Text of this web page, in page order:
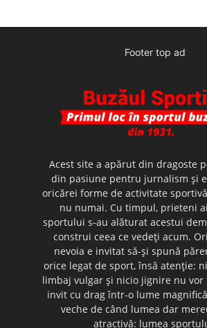
Footer top ad
Acest site a apărut din dragoste
din pasiune pentru jurnalism şi
oricărei forme de activitate
nu numai. Cu timpul, prieteni
sportului s-au alăturat acestui
construi ceea ce vedeţi acum.
nevoia e invitat să-şi spună
orice legat de sport, însă atenţie:
limbaj vulgar şi nicio jignire nu vor
invit cu drag într-o lume
veche de când lumea dar
atractivă: lumea